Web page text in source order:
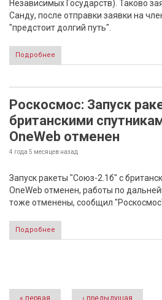
Независимых Государств). Таково
Санду, после отправки заявки на
"предстоит долгий путь".
Подробнее
Роскосмос: Запуск
британскими
OneWeb отменен
4 года 5 месяцев назад
Запуск ракеты "Союз-2.1б" с
OneWeb отменен, работы по
тоже отменены, сообщил
Подробнее
Страницы
« первая ‹ предыдущая